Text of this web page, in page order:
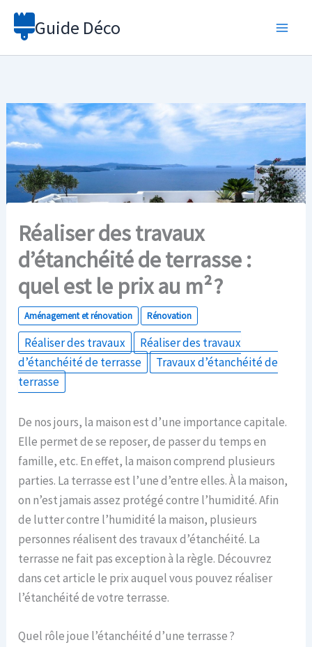
Aller
Guide Déco
Réaliser des travaux
d’étanchéité de terrasse :
quel est le prix au m² ?
Aménagement et rénovation Rénovation
Réaliser des travaux
Réaliser des travaux
d’étanchéité de terrasse
Travaux d’étanchéité de
terrasse
De nos jours, la maison est d’une importance capitale.
Elle permet de se reposer, de passer du temps en
famille, etc. En effet, la maison comprend plusieurs
parties. La terrasse est l’une d’entre elles. À la maison,
on n’est jamais assez protégé contre l’humidité. Afin
de lutter contre l’humidité la maison, plusieurs
personnes réalisent des travaux d’étanchéité. La
terrasse ne fait pas exception à la règle. Découvrez
dans cet article le prix auquel vous pouvez réaliser
l’étanchéité de votre terrasse.
Quel rôle joue l’étanchéité d’une terrasse ?